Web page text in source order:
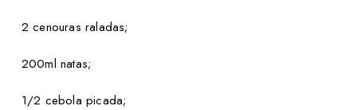
2 cenouras raladas;
200ml natas;
1/2 cebola picada;